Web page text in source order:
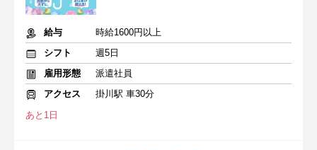
給与
時給1600円以上
シフト
週5日
雇用形態
派遣社員
アクセス
掛川駅 車30分
あと1日